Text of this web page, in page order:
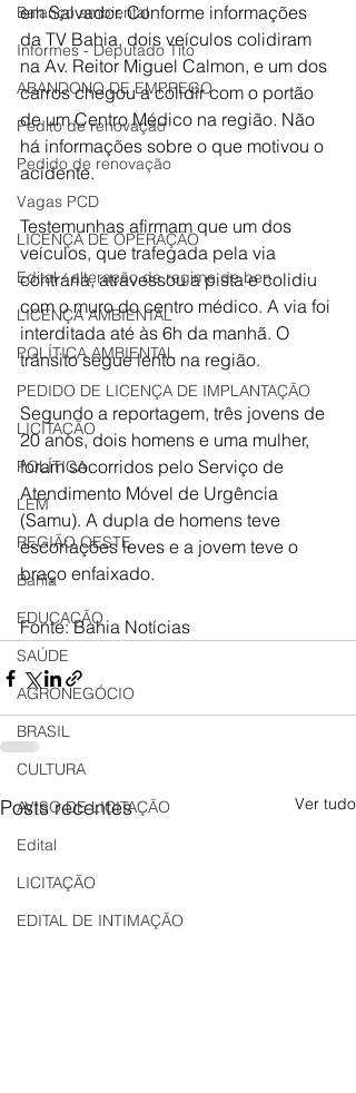
Balanço ambiental
Informes - Deputado Tito
ABANDONO DE EMPREGO
Pedito de renovação
Pedido de renovação
Vagas PCD
LICENÇA DE OPERAÇÃO
Edital - alteração de regime de ben
LICENÇA AMBIENTAL
POLÍTICA AMBIENTAL
PEDIDO DE LICENÇA DE IMPLANTAÇÃO
LICITAÇÃO
POLÍTICA
LEM
REGIÃO OESTE
Bahia
EDUCAÇÃO
SAÚDE
AGRONEGÓCIO
BRASIL
CULTURA
AVISO DE LICITAÇÃO
Edital
LICITAÇÃO
EDITAL DE INTIMAÇÃO
em Salvador. Conforme informações
da TV Bahia, dois veículos colidiram
na Av. Reitor Miguel Calmon, e um dos
carros chegou a colidir com o portão
de um Centro Médico na região. Não
há informações sobre o que motivou o
acidente.
Testemunhas afirmam que um dos
veículos, que trafegada pela via
contrária, atravessou a pista e colidiu
com o muro do centro médico. A via foi
interditada até às 6h da manhã. O
trânsito segue lento na região.
Segundo a reportagem, três jovens de
20 anos, dois homens e uma mulher,
foram socorridos pelo Serviço de
Atendimento Móvel de Urgência
(Samu). A dupla de homens teve
escoriações leves e a jovem teve o
braço enfaixado.
Fonte: Bahia Notícias
Posts recentes Ver tudo